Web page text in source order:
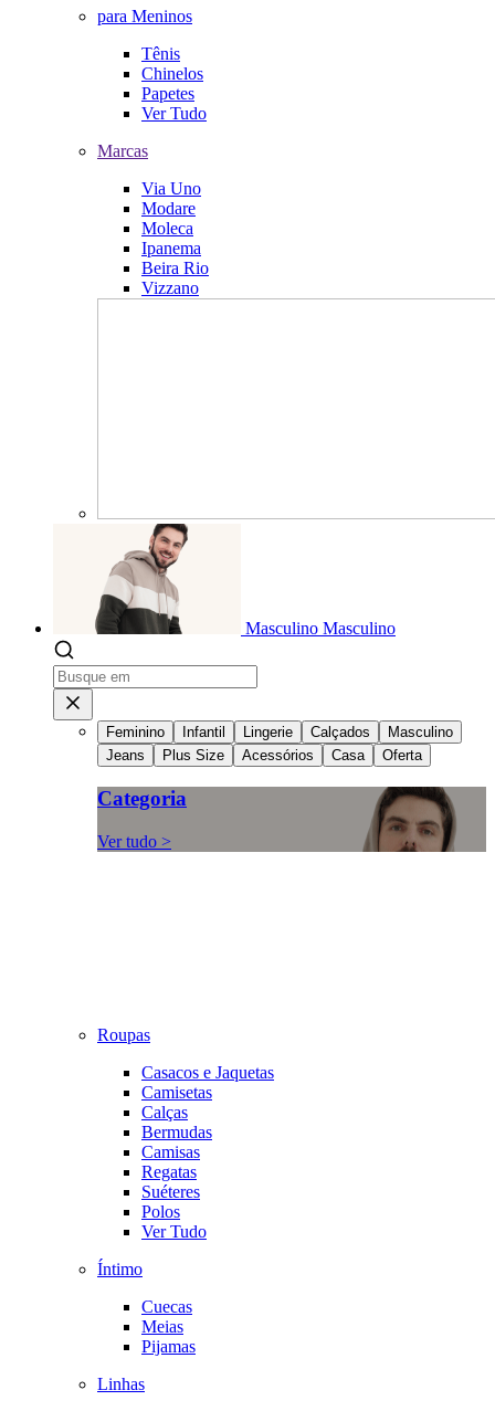
para Meninos
Tênis
Chinelos
Papetes
Ver Tudo
Marcas
Via Uno
Modare
Moleca
Ipanema
Beira Rio
Vizzano
Masculino Masculino
Feminino Infantil Lingerie Calçados
Masculino
Jeans
Plus Size Acessórios Casa Oferta
Categoria
Ver tudo >
Roupas
Casacos e Jaquetas
Camisetas
Calças
Bermudas
Camisas
Regatas
Suéteres
Polos
Ver Tudo
Íntimo
Cuecas
Meias
Pijamas
Linhas